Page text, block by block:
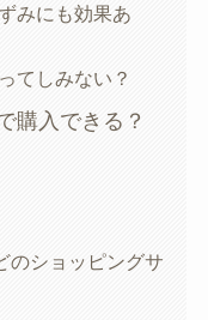
みにも効果あ
てしみない？
購入できる？
のショッピングサ